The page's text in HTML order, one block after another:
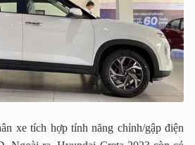
xe tích hợp tính năng chỉnh/gập điện